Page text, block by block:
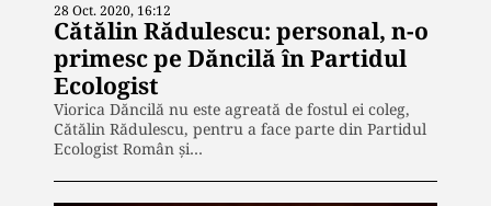
28 Oct. 2020, 16:12
Cătălin Rădulescu: personal, n-o
primesc pe Dăncilă în Partidul
Ecologist
Viorica Dăncilă nu este agreată de fostul ei coleg,
Cătălin Rădulescu, pentru a face parte din Partidul
Ecologist Român și…